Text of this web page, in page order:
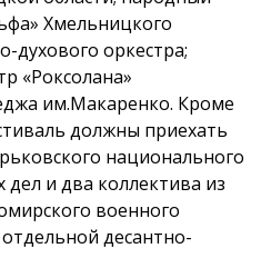
Хмельницкого
духового оркестра;
«Роксолана»
им.Макаренко. Кроме
должны приехать
национального
дел и два коллектива из
военного
десантно-